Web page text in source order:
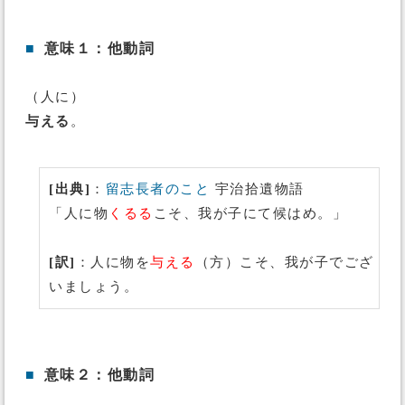
■ 意味１：他動詞
（人に）
与える 。
[出典] ： 留志長者のこと
宇治拾遺物語
「人に物 くるる こそ、我が子にて候はめ。」
[訳] ：人に物を与える
（方）こそ、我が子でござ
いましょう。
■ 意味２：他動詞